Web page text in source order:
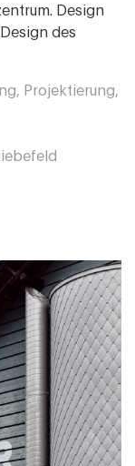
Design
des
Projektierung,